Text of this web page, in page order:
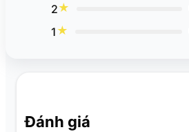
2★
1 ★
Đánh giá